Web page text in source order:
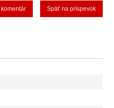
Späť na príspevok
komentár